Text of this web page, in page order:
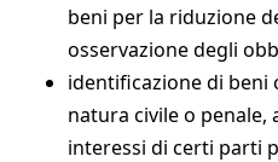
beni per la riduzione
osservazione degli
identificazione di
natura civile o
interessi di certi parti